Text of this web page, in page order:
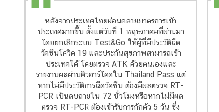
หลังจากประเทศไทยผ่อนคลายมาตรการเข้า
ประเทศมากขึ้น ตั้งแต่วันที่ 1 พฤษภาคมที่ผ่านมา
โดยยกเลิกระบบ Test&Go ให้ผู้ที่มีประวัติฉีด
วัคซีนโควิด 19 และประกันสุขภาพสามารถเข้า
ประเทศได้ โดยตรวจ ATK ด้วยตนเองและ
รายงานผลผ่านคิวอาร์โคดใน Thailand Pass แต่
หากไม่มีประวัติการฉีดวัคซีน ต้องมีผลตรวจ RT-
PCR เป็นลบถายใน 72 ชั่วโมงหรือหากไม่มีผล
ตรวจ RT-PCR ต้องเข้ารับการกักตัว 5 วัน ซึ่ง